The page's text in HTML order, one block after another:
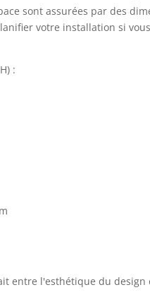
sont assurées par des
votre installation si
:
entre l'esthétique du design